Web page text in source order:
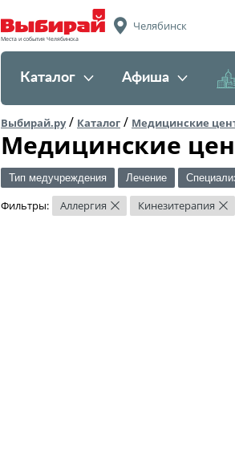
Места и события Челябинска
Челябинск
Каталог Афиша
Выбирай.ру/ Каталог / Медицинские
Медицинские
Тип медучреждения Лечение
Фильтры: Аллергия × Кинезитерапия ×